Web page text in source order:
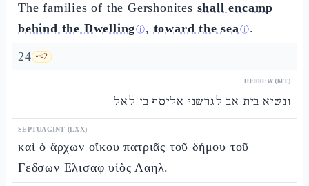
The families of the Gershonites shall encamp
behind the Dwellingⓘ, toward the seaⓘ.
24 🗝️2
HEBREW (MT)
ונשיא בית אב לגרשני אליסף בן לאל
SEPTUAGINT (LXX)
καὶ ὁ ἄρχων οἴκου πατριᾶς τοῦ δήμου τοῦ
Γεδσων Ελισαφ υἱὸς Λαηλ.